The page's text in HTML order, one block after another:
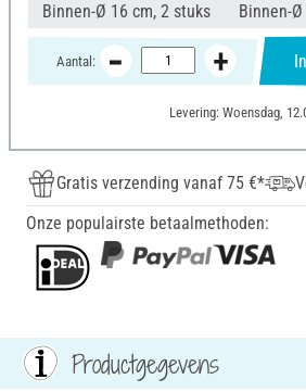
Binnen-Ø 16 cm, 2 stuks
Binnen-
Aantal:
Levering: Woensdag,
Gratis verzending vanaf 75 €*
Onze populairste betaalmethoden:
Productgegevens